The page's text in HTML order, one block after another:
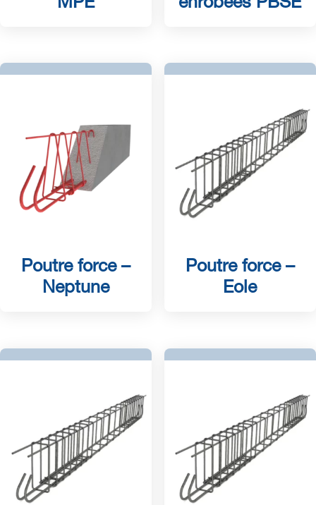
Poutre force –
Neptune
Poutre force –
Eole